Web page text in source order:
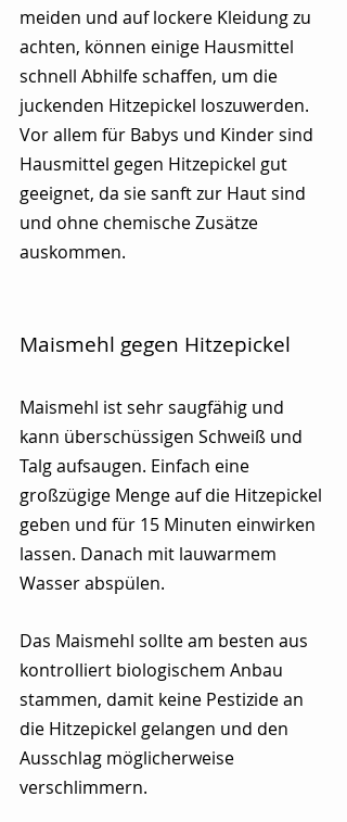
meiden und auf lockere Kleidung zu
achten, können einige Hausmittel
schnell Abhilfe schaffen, um die
juckenden Hitzepickel loszuwerden.
Vor allem für Babys und Kinder sind
Hausmittel gegen Hitzepickel gut
geeignet, da sie sanft zur Haut sind
und ohne chemische Zusätze
auskommen.
Maismehl gegen Hitzepickel
Maismehl ist sehr saugfähig und
kann überschüssigen Schweiß und
Talg aufsaugen. Einfach eine
großzügige Menge auf die Hitzepickel
geben und für 15 Minuten einwirken
lassen. Danach mit lauwarmem
Wasser abspülen.
Das Maismehl sollte am besten aus
kontrolliert biologischem Anbau
stammen, damit keine Pestizide an
die Hitzepickel gelangen und den
Ausschlag möglicherweise
verschlimmern.